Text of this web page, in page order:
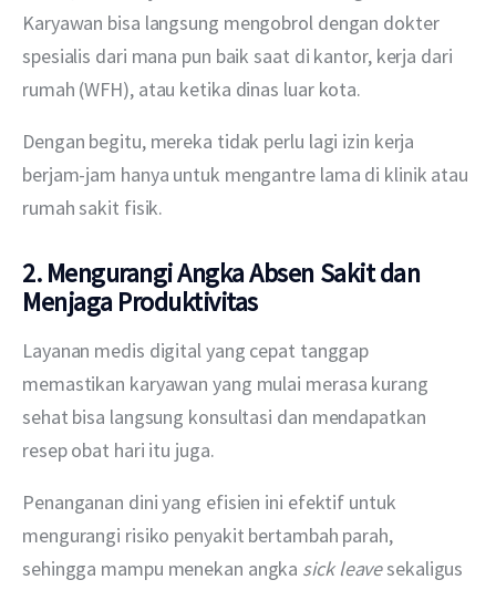
Karyawan bisa langsung mengobrol dengan dokter
spesialis dari mana pun baik saat di kantor, kerja dari
rumah (WFH), atau ketika dinas luar kota.
Dengan begitu, mereka tidak perlu lagi izin kerja
berjam-jam hanya untuk mengantre lama di klinik atau
rumah sakit fisik.
2. Mengurangi Angka Absen Sakit dan
Menjaga Produktivitas
Layanan medis digital yang cepat tanggap
memastikan karyawan yang mulai merasa kurang
sehat bisa langsung konsultasi dan mendapatkan
resep obat hari itu juga.
Penanganan dini yang efisien ini efektif untuk
mengurangi risiko penyakit bertambah parah,
sehingga mampu menekan angka sick leave sekaligus